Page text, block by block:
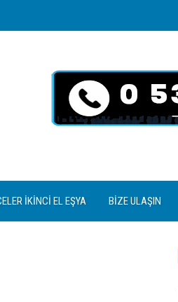
İKINCI EL EŞYA BIZE ULAŞIN